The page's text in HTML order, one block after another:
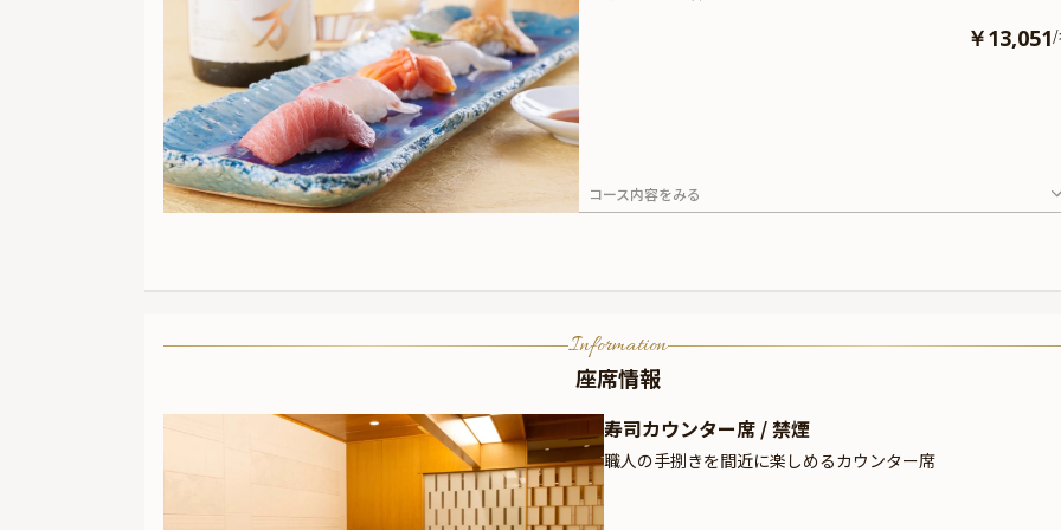
￥13,051/
コース内容をみる
Information
座席情報
寿司カウンター席 / 禁煙
職人の手捌きを間近に楽しめるカウンター席